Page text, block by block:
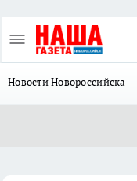
Новости Новороссийска